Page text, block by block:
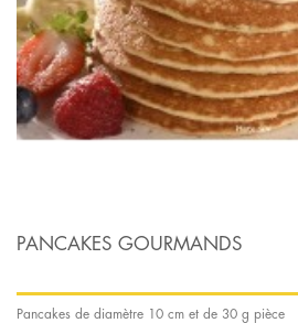
PANCAKES GOURMANDS
Pancakes de diamètre 10 cm et de 30 g pièce